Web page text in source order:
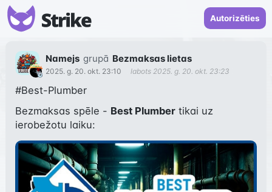
Autorizēties
Namejs grupā Bezmaksas lietas
2025. g. 20. okt. 23:10 labots 2025. g. 20. okt. 23:23
#Best-Plumber
Bezmaksas spēle - Best Plumber tikai uz
ierobežotu laiku: